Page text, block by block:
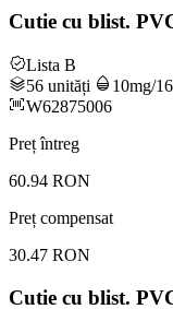
Cutie cu blist.
Lista B
56 unități
10mg/
W62875006
Preț întreg
60.94 RON
Preț compensat
30.47 RON
Cutie cu blist.